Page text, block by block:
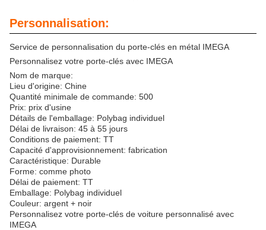
Personnalisation:
Service de personnalisation du porte-clés en métal IMEGA
Personnalisez votre porte-clés avec IMEGA
Nom de marque:
Lieu d'origine: Chine
Quantité minimale de commande: 500
Prix: prix d'usine
Détails de l'emballage: Polybag individuel
Délai de livraison: 45 à 55 jours
Conditions de paiement: TT
Capacité d'approvisionnement: fabrication
Caractéristique: Durable
Forme: comme photo
Délai de paiement: TT
Emballage: Polybag individuel
Couleur: argent + noir
Personnalisez votre porte-clés de voiture personnalisé avec
IMEGA